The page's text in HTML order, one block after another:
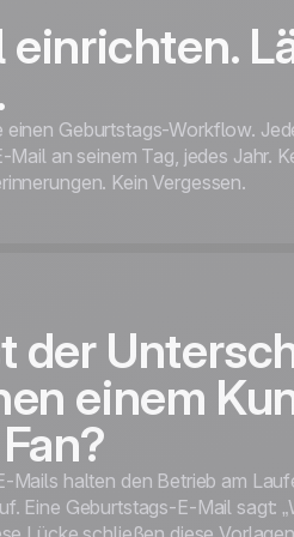
schedule the send, walk away.
Cupcake photo + date
Tested on the most
This is some text inside of
Kostenlos starten
einrichten.
einen Geburtstags-Workflow.
Mail an seinem Tag, jedes Jahr.
Kein Vergessen.
der
einem
Mails halten den Betrieb am
Eine Geburtstags-E-Mail sagt: